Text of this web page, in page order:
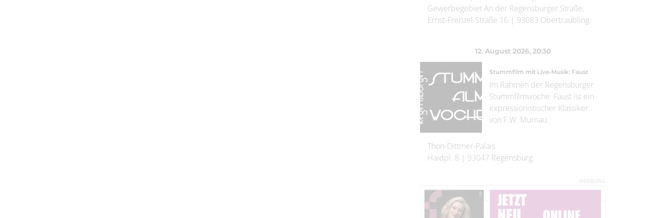
Gewerbegebiet An der Regensburger Straße,
Ernst-Frenzel-Straße 16 | 93083 Obertraubling
12. August 2026, 20:30
Stummfilm mit Live-Musik: Faust
Im Rahmen der Regensburger
Stummfilmwoche: Faust ist ein
expressionistischer Klassiker
von F.W. Murnau.
Thon-Dittmer-Palais
Haidpl. 8 | 93047 Regensburg
WERBUNG